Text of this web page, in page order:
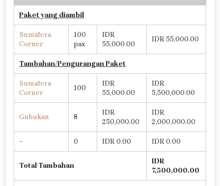
Paket yang diambil
Sumatera
Corner
100
pax
IDR
55,000.00
IDR 55,000.00
Tambahan/Pengurangan Paket
Sumatera
Corner
100
IDR
55,000.00
IDR
5,500,000.00
Gubukan 8
IDR
250,000.00
IDR
2,000,000.00
– 0 IDR 0.00 IDR 0.00
Total Tambahan
IDR
7,500,000.00